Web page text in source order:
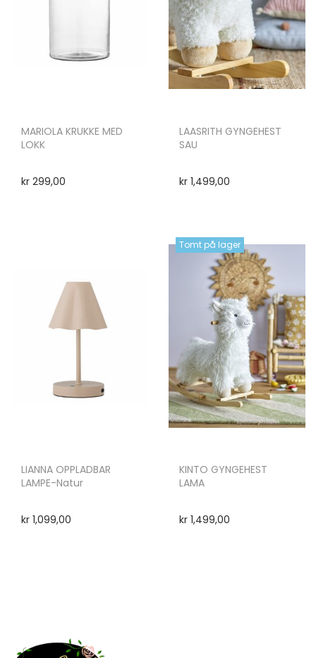
MARIOLA KRUKKE MED
LOKK
kr 299,00
LAASRITH GYNGEHEST
SAU
kr1,499,00
LIANNA OPPLADBAR
LAMPE-Natur
kr 1,099,00
Tomt på lager
KINTO GYNGEHEST
LAMA
kr1,499,00